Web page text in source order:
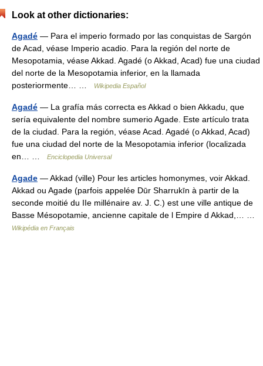
Look at other dictionaries:
Agadé — Para el imperio formado por las conquistas de Sargón
de Acad, véase Imperio acadio. Para la región del norte de
Mesopotamia, véase Akkad. Agadé (o Akkad, Acad) fue una ciudad
del norte de la Mesopotamia inferior, en la llamada
posteriormente… …
Wikipedia Español
Agadé — La grafía más correcta es Akkad o bien Akkadu, que
sería equivalente del nombre sumerio Agade. Este artículo trata
de la ciudad. Para la región, véase Acad. Agadé (o Akkad, Acad)
fue una ciudad del norte de la Mesopotamia inferior (localizada
en… …
Enciclopedia Universal
Agade — Akkad (ville) Pour les articles homonymes, voir Akkad.
Akkad ou Agade (parfois appelée Dūr Sharrukīn à partir de la
seconde moitié du IIe millénaire av. J. C.) est une ville antique de
Basse Mésopotamie, ancienne capitale de l Empire d Akkad,… …
Wikipédia en Français